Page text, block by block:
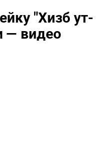
"Хизб ут-
— видео